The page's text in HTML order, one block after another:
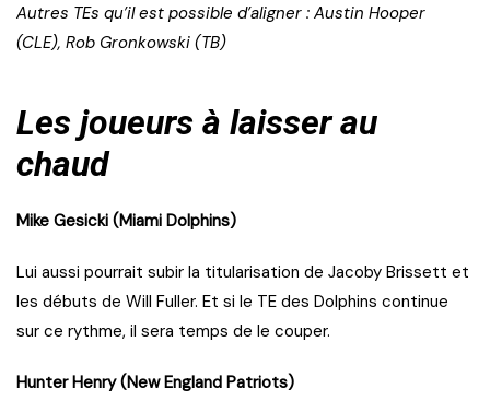
Autres TEs qu’il est possible d’aligner : Austin Hooper
(CLE), Rob Gronkowski (TB)
Les joueurs à laisser au
chaud
Mike Gesicki (Miami Dolphins)
Lui aussi pourrait subir la titularisation de Jacoby Brissett et
les débuts de Will Fuller. Et si le TE des Dolphins continue
sur ce rythme, il sera temps de le couper.
Hunter Henry (New England Patriots)